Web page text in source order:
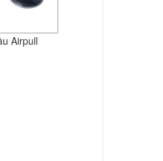
Airpull